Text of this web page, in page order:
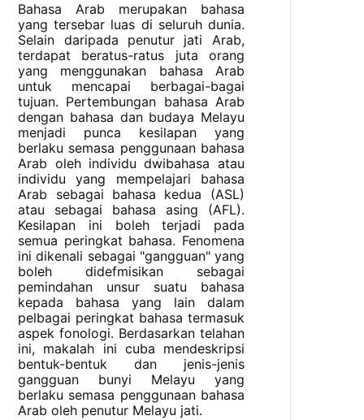
Bahasa Arab merupakan bahasa
yang tersebar luas di seluruh dunia.
Selain daripada penutur jati Arab,
terdapat beratus-ratus juta orang
yang menggunakan bahasa Arab
untuk mencapai berbagai-bagai
tujuan. Pertembungan bahasa Arab
dengan bahasa dan budaya Melayu
menjadi punca kesilapan yang
berlaku semasa penggunaan bahasa
Arab oleh individu dwibahasa atau
individu yang mempelajari bahasa
Arab sebagai bahasa kedua (ASL)
atau sebagai bahasa asing (AFL).
Kesilapan ini boleh terjadi pada
semua peringkat bahasa. Fenomena
ini dikenali sebagai "gangguan" yang
boleh didefmisikan sebagai
pemindahan unsur suatu bahasa
kepada bahasa yang lain dalam
pelbagai peringkat bahasa termasuk
aspek fonologi. Berdasarkan telahan
ini, makalah ini cuba mendeskripsi
bentuk-bentuk dan jenis-jenis
gangguan bunyi Melayu yang
berlaku semasa penggunaan bahasa
Arab oleh penutur Melayu jati.